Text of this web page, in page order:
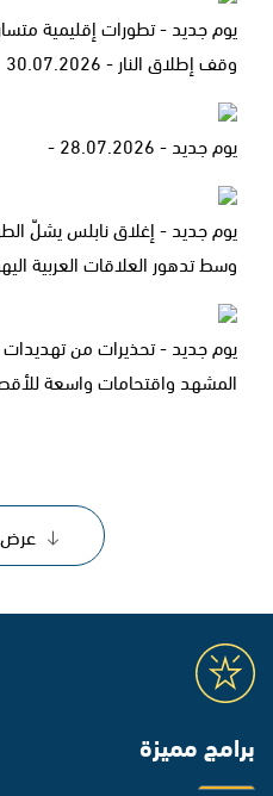
يوم جديد - تطورات إقليمية
وقف إطلاق النار - 30.07.2026
يوم جديد - 28.07.2026 -
يوم جديد - إغلاق نابلس يشلّ
وسط تدهور العلاقات العربية اليهودية
يوم جديد - تحذيرات من
المشهد واقتحامات واسعة للأقصى -
عرض
برامج مميزة